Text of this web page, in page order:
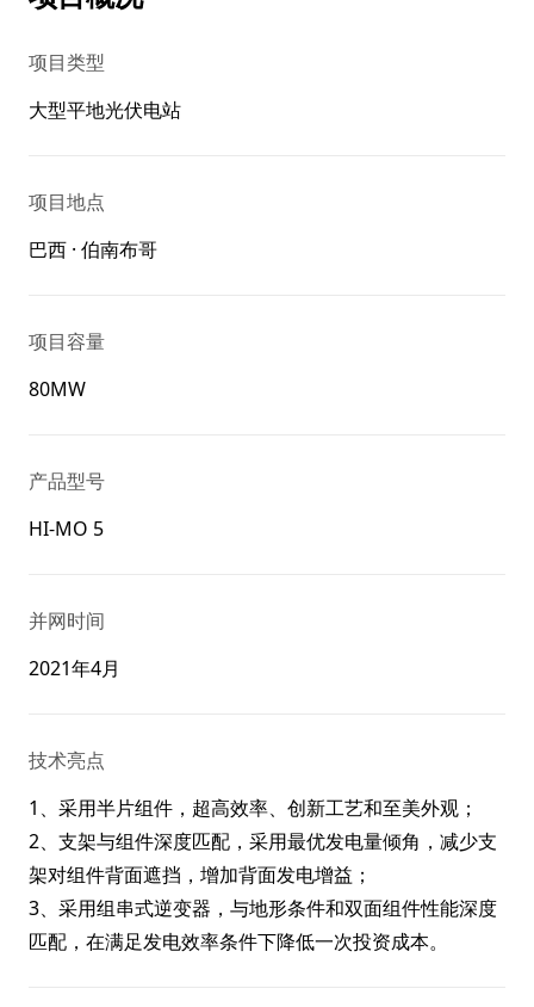
项目类型
大型平地光伏电站
项目地点
巴西 · 伯南布哥
项目容量
80MW
产品型号
HI-MO 5
并网时间
2021年4月
技术亮点
1、采用半片组件，超高效率、创新工艺和至美外观；
2、支架与组件深度匹配，采用最优发电量倾角，减少支
架对组件背面遮挡，增加背面发电增益；
3、采用组串式逆变器，与地形条件和双面组件性能深度
匹配，在满足发电效率条件下降低一次投资成本。